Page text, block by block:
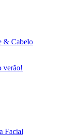
& Cabelo
verão!
Facial